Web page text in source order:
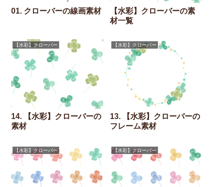
01. クローバーの線画素材
【水彩】クローバーの素
材一覧
【水彩】クローバー
14. 【水彩】クローバーの
素材
【水彩】クローバー
13. 【水彩】クローバーの
フレーム素材
【水彩】クローバー 【水彩】クローバー